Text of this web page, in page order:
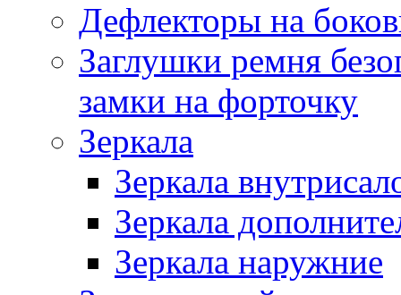
Дефлекторы на
Заглушки ремня
замки на форточку
Зеркала
Зеркала
Зеркала
Зеркала наружние